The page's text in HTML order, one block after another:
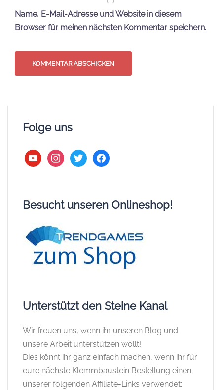
Name, E-Mail-Adresse und Website in diesem
Browser für meinen nächsten Kommentar speichern.
Folge uns
youtubeinstagram
twitter facebook
Besucht unseren Onlineshop!
Unterstützt den Steine Kanal
Wir freuen uns, wenn ihr unseren Blog und
unsere Arbeit unterstützen wollt!
Dies könnt ihr ganz einfach machen, wenn ihr für
eure nächste Klemmbaustein Bestellung einen
unserer folgenden Affiliate-Links verwendet: